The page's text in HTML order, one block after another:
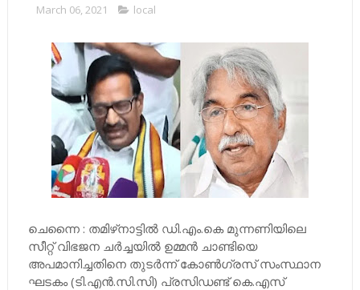
March 06, 2021 local
ചെന്നൈ : തമിഴ്‌നാട്ടില്‍ ഡി.എം.കെ മുന്നണിയിലെ
സീറ്റ് വിഭജന ചര്‍ച്ചയില്‍ ഉമ്മന്‍ ചാണ്ടിയെ
അപമാനിച്ചതിനെ തുടര്‍ന്ന് കോണ്‍ഗ്രസ് സംസ്ഥാന
ഘടകം (ടി.എന്‍.സി.സി) പ്രസിഡണ്ട് കെ.എസ്